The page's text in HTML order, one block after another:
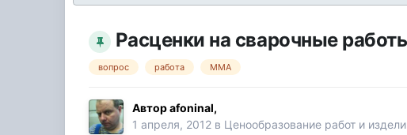
Расценки на сварочные
вопрос работа MMA
Авторafoninal,
1 апреля, 2012 в Ценообразование работ и